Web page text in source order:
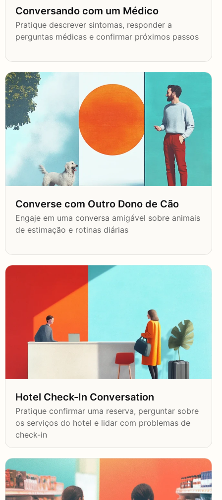
Conversando com um Médico
Pratique descrever sintomas, responder a
perguntas médicas e confirmar próximos passos
Converse com Outro Dono de Cão
Engaje em uma conversa amigável sobre animais
de estimação e rotinas diárias
Hotel Check-In Conversation
Pratique confirmar uma reserva, perguntar sobre
os serviços do hotel e lidar com problemas de
check-in